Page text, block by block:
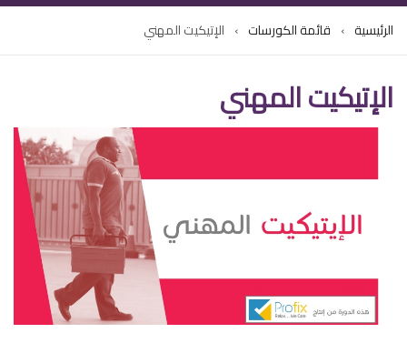
الرئيسية قائمة الكورسات الإتيكيت المهني
الإتيكيت المهني